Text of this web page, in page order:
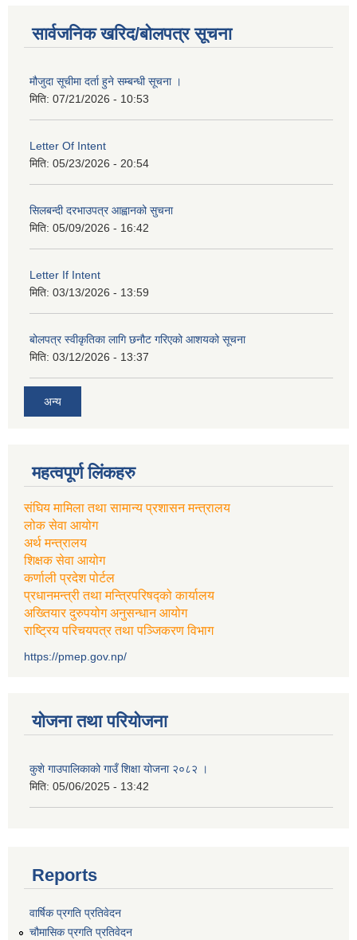
सार्वजनिक खरिद/बोलपत्र सूचना
मौजुदा सूचीमा दर्ता हुने सम्बन्धी सूचना ।
मिति: 07/21/2026 - 10:53
Letter Of Intent
मिति: 05/23/2026 - 20:54
सिलबन्दी दरभाउपत्र आह्वानको सुचना
मिति: 05/09/2026 - 16:42
Letter If Intent
मिति: 03/13/2026 - 13:59
बोलपत्र स्वीकृतिका लागि छनौट गरिएको आशयको सूचना
मिति: 03/12/2026 - 13:37
अन्य
महत्वपूर्ण लिंकहरु
संघिय मामिला तथा सामान्य प्रशासन मन्त्रालय
लोक सेवा आयोग
अर्थ मन्त्रालय
शिक्षक सेवा आयोग
कर्णाली प्रदेश पोर्टल
प्रधानमन्त्री तथा मन्त्रिपरिषद्को कार्यालय
अख्तियार दुरुपयोग अनुसन्धान आयोग
राष्ट्रिय परिचयपत्र तथा पञ्जिकरण विभाग
https://pmep.gov.np/
योजना तथा परियोजना
कुशे गाउपालिकाको गाउँ शिक्षा योजना २०८२ ।
मिति: 05/06/2025 - 13:42
Reports
वार्षिक प्रगति प्रतिवेदन
चौमासिक प्रगति प्रतिवेदन